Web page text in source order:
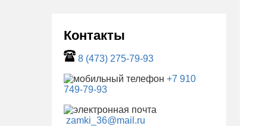
Контакты
8 (473) 275-79-93
+7 910
749-79-93
zamki_36@mail.ru